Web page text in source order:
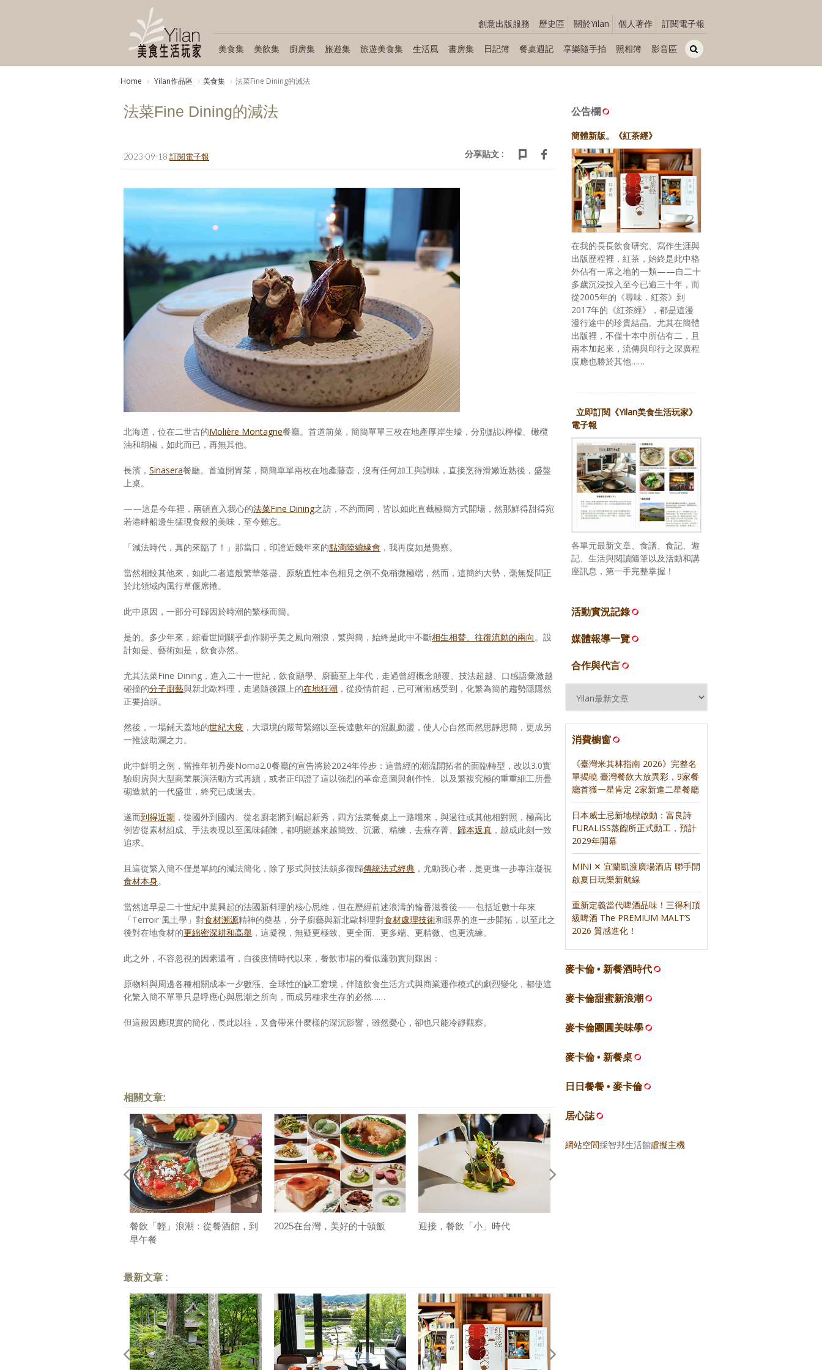
創意出版服務 歷史區 關於Yilan 個人著作 訂閱電子報
美食集 美飲集 廚房集 旅遊集 旅遊美食集 生活風 書房集 日記簿 餐桌週記 享樂隨手拍 照相簿 影音區
Home Yilan作品區 美食集 法菜Fine Dining的減法
法菜Fine Dining的減法
2023-09-18 訂閱電子報 分享貼文 :
北海道，位在二世古的Molière Montagne餐廳。首道前菜，簡簡單單三枚在地產厚岸生蠔，分別點以檸檬、橄欖
油和胡椒，如此而已，再無其他。
長濱， Sinasera餐廳。首道開胃菜，簡簡單單兩枚在地產藤壺，沒有任何加工與調味，直接烹得滑嫩近熟後，盛盤
上桌。
——這是今年裡，兩頓直入我心的法菜Fine Dining之訪，不約而同，皆以如此直截極簡方式開場，然那鮮得甜得宛
若港畔船邊生猛現食般的美味，至今難忘。
「減法時代，真的來臨了！」那當口，印證近幾年來的點滴陸續緣會 ，我再度如是覺察。
當然相較其他來，如此二者這般繁華落盡、原貌直性本色相見之例不免稍微極端，然而，這簡約大勢，毫無疑問正
於此領域內風行草偃席捲。
此中原因，一部分可歸因於時潮的繁極而簡。
是的。多少年來，綜看世間關乎創作關乎美之風向潮浪，繁與簡，始終是此中不斷相生相替、往復流動的兩向。設
計如是、藝術如是，飲食亦然。
尤其法菜Fine Dining，進入二十一世紀，飲食顯學、廚藝至上年代，走過曾經概念顛覆、技法超越、口感語彙激越
碰撞的分子廚藝與新北歐料理，走過隨後跟上的在地狂潮 ，從疫情前起，已可漸漸感受到，化繁為簡的趨勢隱隱然
正要抬頭。
然後，一場鋪天蓋地的世紀大疫 ，大環境的嚴苛緊縮以至長達數年的混亂動盪，使人心自然而然思靜思簡，更成另
一推波助瀾之力。
此中鮮明之例，當推年初丹麥Noma2.0餐廳的宣告將於2024年停步：這曾經的潮流開拓者的面臨轉型，改以3.0實
驗廚房與大型商業展演活動方式再續，或者正印證了這以強烈的革命意圖與創作性、以及繁複究極的重重細工所疊
砌造就的一代盛世，終究已成過去。
遂而到得近期 ，從國外到國內、從名廚老將到崛起新秀，四方法菜餐桌上一路嚐來，與過往或其他相對照，極高比
例皆從素材組成、手法表現以至風味鋪陳，都明顯越來越簡致、沉澱、精練，去蕪存菁、 歸本返真 ，越成此刻一致
追求。
且這從繁入簡不僅是單純的減法簡化，除了形式與技法頗多復歸傳統法式經典 ，尤動我心者，是更進一步專注凝視
食材本身。
當然這早是二十世紀中葉興起的法國新料理的核心思維，但在歷經前述浪濤的輪番滋養後——包括近數十年來
「Terroir 風土學」對食材溯源精神的奠基，分子廚藝與新北歐料理對食材處理技術和眼界的進一步開拓，以至此之
後對在地食材的更綿密深耕和高舉 ，這凝視，無疑更極致、更全面、更多端、更精微、也更洗練。
此之外，不容忽視的因素還有，自後疫情時代以來，餐飲市場的看似蓬勃實則艱困：
原物料與周邊各種相關成本一夕數漲、全球性的缺工窘境，伴隨飲食生活方式與商業運作模式的劇烈變化，都使這
化繁入簡不單單只是呼應心與思潮之所向，而成另種求生存的必然……
但這般因應現實的簡化，長此以往，又會帶來什麼樣的深沉影響，雖然憂心，卻也只能冷靜觀察。
相關文章:
餐飲「輕」浪潮：從餐酒館，到
早午餐
2025在台灣，美好的十頓飯 迎接，餐飲「小」時代
最新文章 :
公告欄
簡體新版。《紅茶經》
在我的長長飲食研究、寫作生涯與
出版歷程裡，紅茶，始終是此中格
外佔有一席之地的一類——自二十
多歲沉浸投入至今已逾三十年，而
從2005年的《尋味．紅茶》到
2017年的《紅茶經》，都是這漫
漫行途中的珍貴結晶。尤其在簡體
出版裡，不僅十本中所佔有二，且
兩本加起來，流傳與印行之深廣程
度應也勝於其他……
立即訂閱《Yilan美食生活玩家》
電子報
各單元最新文章、食譜、食記、遊
記、生活與閱讀隨筆以及活動和講
座訊息，第一手完整掌握！
活動實況記錄
媒體報導一覽
合作與代言
消費櫥窗
《臺灣米其林指南 2026》完整名
單揭曉 臺灣餐飲大放異彩，9家餐
廳首獲一星肯定 2家新進二星餐廳
日本威士忌新地標啟動：富良詩
FURALISS蒸餾所正式動工，預計
2029年開幕
MINI ✕ 宜蘭凱渡廣場酒店 聯手開
啟夏日玩樂新航線
重新定義當代啤酒品味！三得利頂
級啤酒 The PREMIUM MALT’S
2026 質感進化！
麥卡倫 • 新餐酒時代
麥卡倫甜蜜新浪潮
麥卡倫團圓美味學
麥卡倫 • 新餐桌
日日餐餐 • 麥卡倫
居心誌
網站空間採智邦生活館虛擬主機